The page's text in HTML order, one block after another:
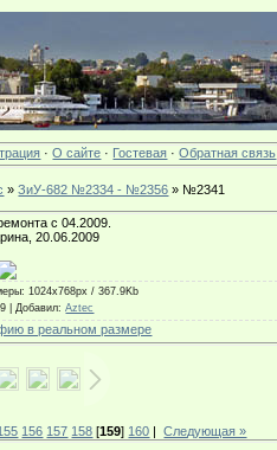
·О сайте · Гостевая ·Обратная связь
»ЗиУ-682 №2334 - №2356 » №2341
с 04.2009.
20.06.2009
: 1024x768px / 367.9Kb
|Добавил:Aztec
в реальном размере
156 157 158 [159] 160 |Следующая »